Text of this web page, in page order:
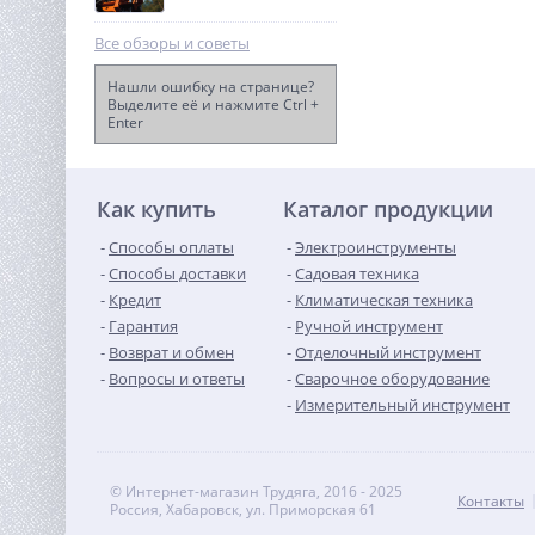
аккумуляторная
1хАКБ 5Ач и ЗУ
Все обзоры и советы
Нашли ошибку на странице?
Выделите её и нажмите Ctrl +
Enter
Как купить
Способы оплаты
Способы доставки
Кредит
Гарантия
Возврат и обмен
Вопросы и ответы
Каталог продукции
Электроинструменты
Садовая техника
Климатическая техника
Ручной инструмент
Отделочный инструмент
Сварочное оборудование
Измерительный инструмент
© Интернет-магазин Трудяга, 2016 - 2025
Россия, Хабаровск, ул. Приморская 61
Контакты